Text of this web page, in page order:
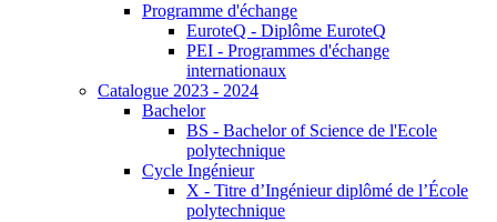
Programme d'échange
EuroteQ - Diplôme EuroteQ
PEI - Programmes d'échange
internationaux
Catalogue 2023 - 2024
Bachelor
BS - Bachelor of Science de l'Ecole
polytechnique
Cycle Ingénieur
X - Titre d’Ingénieur diplômé de l’École
polytechnique